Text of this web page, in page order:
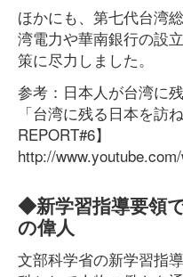
ほかにも、第七代台湾
湾電力や華南銀行の設
策に尽力しました。
参考：日本人が台湾に
「台湾に残る日本を訪
REPORT#6】
http://
◆新学習指導要領
の偉人
文部科学省の新学習指